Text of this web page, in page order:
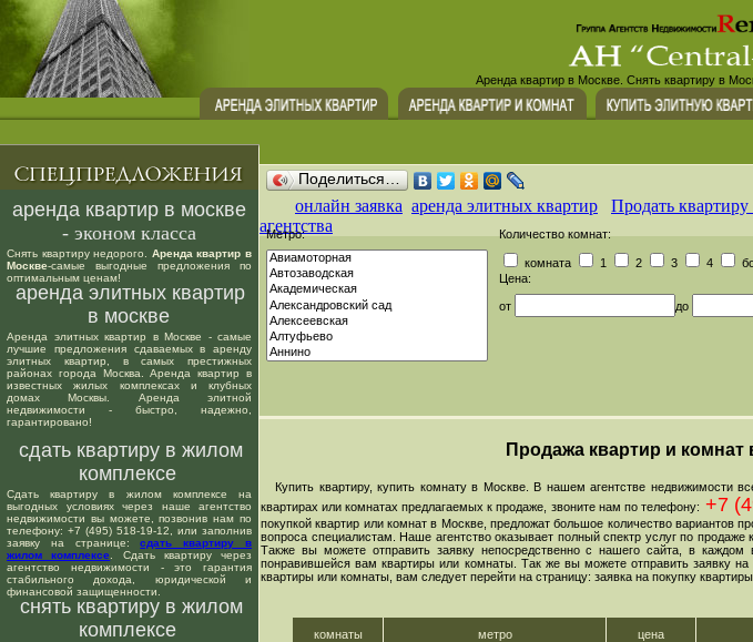
Аренда квартир в Москве. Снять квартиру в
аренда квартир в москве
- эконом класса
Снять квартиру недорого. Аренда квартир в
Москве-самые выгодные предложения по
оптимальным ценам!
аренда элитных квартир
в москве
Аренда элитных квартир в Москве - самые
лучшие предложения сдаваемых в аренду
элитных квартир, в самых престижных
районах города Москва. Аренда квартир в
известных жилых комплексах и клубных
домах Москвы. Аренда элитной
недвижимости - быстро, надежно,
гарантировано!
сдать квартиру в жилом
комплексе
Сдать квартиру в жилом комплексе на
выгодных условиях через наше агентство
недвижимости вы можете, позвонив нам по
телефону: +7 (495) 518-19-12, или заполнив
заявку на странице:сдать квартиру в
жилом комплексе . Сдать квартиру через
агентство недвижимости - это гарантия
стабильного дохода, юридической и
финансовой защищенности.
снять квартиру в жилом
комплексе
Поделиться…
онлайн заявка аренда элитных квартир Продать
агентства
Метро: Количество комнат:
комната 1 2 3 4
Цена:
от до
Продажа квартир и комнат
Купить квартиру, купить комнату в Москве. В нашем агентстве недвижимости
квартирах или комнатах предлагаемых к продаже, звоните нам по телефону: +7
покупкой квартир или комнат в Москве, предложат большое количество вариантов
вопроса специалистам. Наше агентство оказывает полный спектр услуг по
Также вы можете отправить заявку непосредственно с нашего сайта, в
понравившейся вам квартиры или комнаты. Так же вы можете отправить заявку
квартиры или комнаты, вам следует перейти на страницу: заявка на покупку
комнаты метро цена